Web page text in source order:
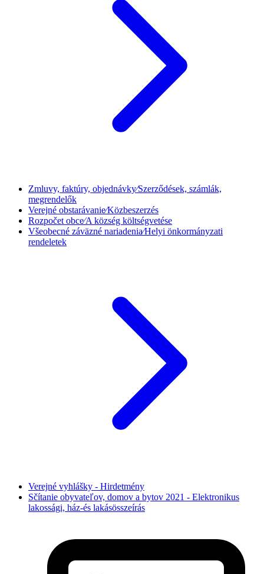
Zmluvy, faktúry, objednávky⁄Szerződések, számlák,
megrendelők
Verejné obstarávanie⁄Közbeszerzés
Rozpočet obce⁄A község költségvetése
Všeobecné záväzné nariadenia⁄Helyi önkormányzati
rendeletek
Verejné vyhlášky - Hirdetmény
Sčítanie obyvateľov, domov a bytov 2021 - Elektronikus
lakossági, ház-és lakásösszeírás